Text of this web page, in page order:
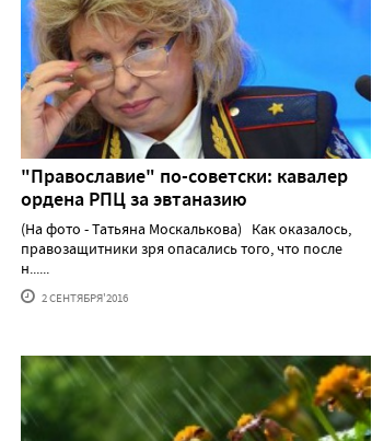
"Православие" по-советски: кавалер
ордена РПЦ за эвтаназию
(На фото - Татьяна Москалькова) Как оказалось,
правозащитники зря опасались того, что после
н......
2 СЕНТЯБРЯ'2016